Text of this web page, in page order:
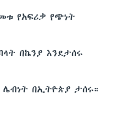
የአፍሪቃ የጭነት
በኬንያ እንደታሰሩ
ሌብነት በኢትዮጵያ ታሰሩ።